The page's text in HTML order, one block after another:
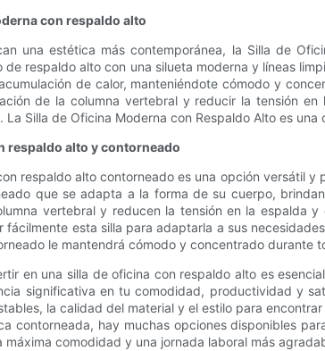
con respaldo alto
una estética más contemporánea, la Silla de
de respaldo alto con una silueta moderna y líneas
de calor, manteniéndote cómodo y
de la columna vertebral y reducir la tensión
La Silla de Oficina Moderna con Respaldo Alto es
respaldo alto y contorneado
respaldo alto contorneado es una opción versátil
que se adapta a la forma de su cuerpo,
vertebral y reducen la tensión en la espalda
fácilmente esta silla para adaptarla a sus
le mantendrá cómodo y concentrado durante
en una silla de oficina con respaldo alto es
significativa en tu comodidad, productividad y
la calidad del material y el estilo para
contorneada, hay muchas opciones disponibles
máxima comodidad y una jornada laboral más